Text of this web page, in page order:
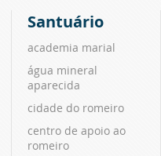
Santuário
academia marial
água mineral
aparecida
cidade do romeiro
centro de apoio ao
romeiro